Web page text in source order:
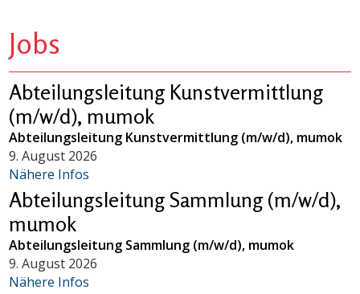
Jobs
Abteilungsleitung Kunstvermittlung
(m/w/d), mumok
Abteilungsleitung Kunstvermittlung (m/w/d), mumok
9. August 2026
Nähere Infos
Abteilungsleitung Sammlung (m/w/d),
mumok
Abteilungsleitung Sammlung (m/w/d), mumok
9. August 2026
Nähere Infos